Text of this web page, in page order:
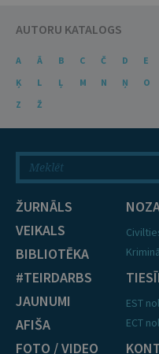
AUTORU KATALOGS
A Ā B C Č D E
Ķ
L Ļ M N Ņ O
Z
Ž
ŽURNĀLS
VEIKALS
BIBLIOTĒKA
#TEIRDARBS
JAUNUMI
AFIŠA
FOTO / VIDEO
EST
ECT